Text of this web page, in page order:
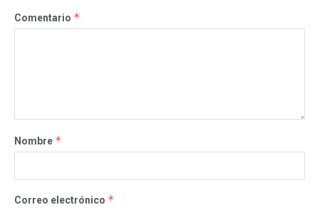
Comentario *
Nombre *
Correo electrónico *